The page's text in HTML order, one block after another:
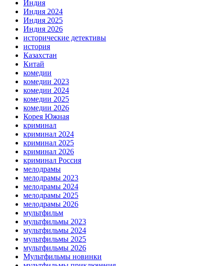
Индия
Индия 2024
Индия 2025
Индия 2026
исторические детективы
история
Казахстан
Китай
комедии
комедии 2023
комедии 2024
комедии 2025
комедии 2026
Корея Южная
криминал
криминал 2024
криминал 2025
криминал 2026
криминал Россия
мелодрамы
мелодрамы 2023
мелодрамы 2024
мелодрамы 2025
мелодрамы 2026
мультфильм
мультфильмы 2023
мультфильмы 2024
мультфильмы 2025
мультфильмы 2026
Мультфильмы новинки